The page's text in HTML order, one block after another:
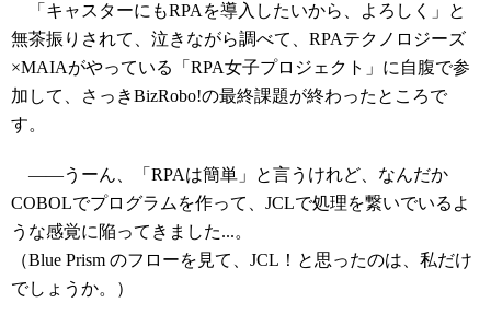
「キャスターにもRPAを導入したいから、よろしく」と
無茶振りされて、泣きながら調べて、RPAテクノロジーズ
×MAIAがやっている「RPA女子プロジェクト」に自腹で参
加して、さっきBizRobo!の最終課題が終わったところで
す。
――うーん、「RPAは簡単」と言うけれど、なんだか
COBOLでプログラムを作って、JCLで処理を繋いでいるよ
うな感覚に陥ってきました...。
（Blue Prism のフローを見て、JCL！と思ったのは、私だけ
でしょうか。）